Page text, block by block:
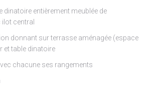
dinatoire entièrement meublée de
central
donnant sur terrasse aménagée (espace
et table dinatoire
chacune ses rangements